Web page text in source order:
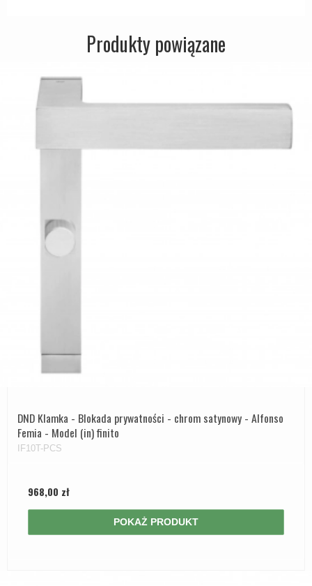
Produkty powiązane
DND Klamka - Blokada prywatności - chrom satynowy - Alfonso
Femia - Model (in) finito
IF10T-PCS
968,00 zł
POKAŻ PRODUKT